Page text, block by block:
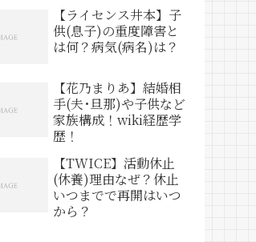
【ライセンス井本】子
供(息子)の重度障害と
は何？病気(病名)は？
【花乃まりあ】結婚相
手(夫･旦那)や子供など
家族構成！wiki経歴学
歴！
【TWICE】活動休止
(休養)理由なぜ？休止
いつまでで再開はいつ
から？